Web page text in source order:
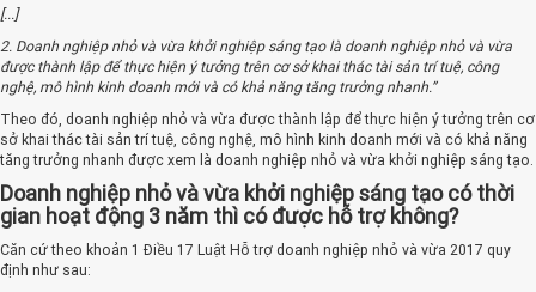
[...]
2. Doanh nghiệp nhỏ và vừa khởi nghiệp sáng tạo là doanh nghiệp nhỏ và vừa
được thành lập để thực hiện ý tưởng trên cơ sở khai thác tài sản trí tuệ, công
nghệ, mô hình kinh doanh mới và có khả năng tăng trưởng nhanh.”
Theo đó, doanh nghiệp nhỏ và vừa được thành lập để thực hiện ý tưởng trên cơ
sở khai thác tài sản trí tuệ, công nghệ, mô hình kinh doanh mới và có khả năng
tăng trưởng nhanh được xem là doanh nghiệp nhỏ và vừa khởi nghiệp sáng tạo.
Doanh nghiệp nhỏ và vừa khởi nghiệp sáng tạo có thời
gian hoạt động 3 năm thì có được hỗ trợ không?
Căn cứ theo khoản 1 Điều 17 Luật Hỗ trợ doanh nghiệp nhỏ và vừa 2017 quy
định như sau: